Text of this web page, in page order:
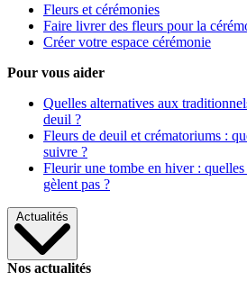
Fleurs et cérémonies
Faire livrer des fleurs pour la
Créer votre espace cérémonie
Pour vous aider
Quelles alternatives aux
deuil ?
Fleurs de deuil et crématoriums :
suivre ?
Fleurir une tombe en hiver :
gèlent pas ?
Actualités
Nos actualités